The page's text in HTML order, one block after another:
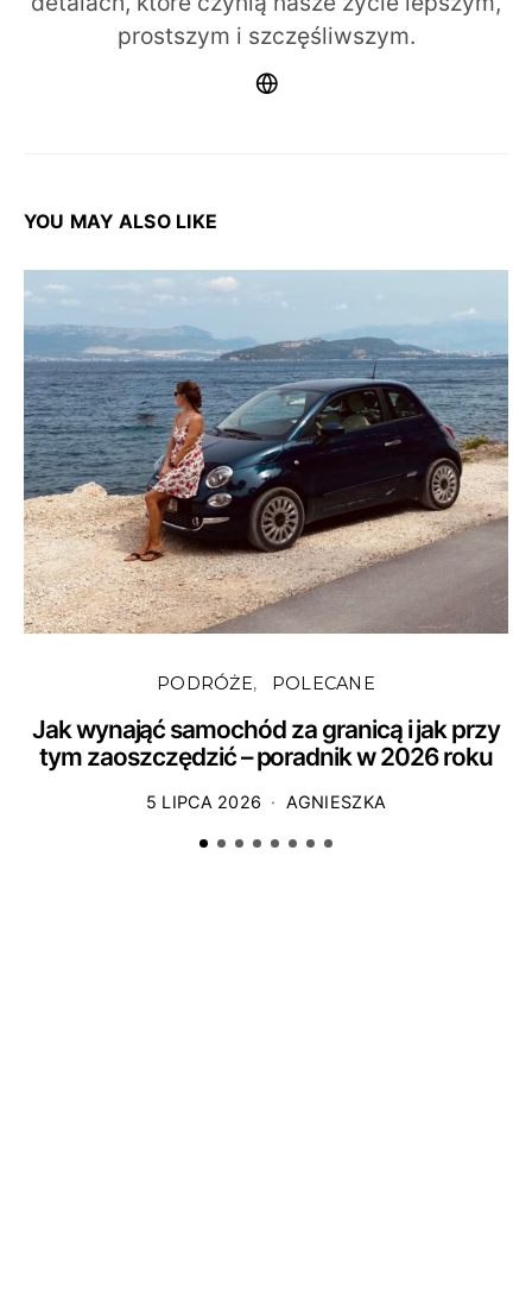
prostszym i szczęśliwszym.
YOU MAY ALSO LIKE
PODRÓŻE POLECANE
Jak wynająć samochód za granicą i jak przy
tym zaoszczędzić – poradnik w 2026 roku
5 LIPCA 2026 AGNIESZKA